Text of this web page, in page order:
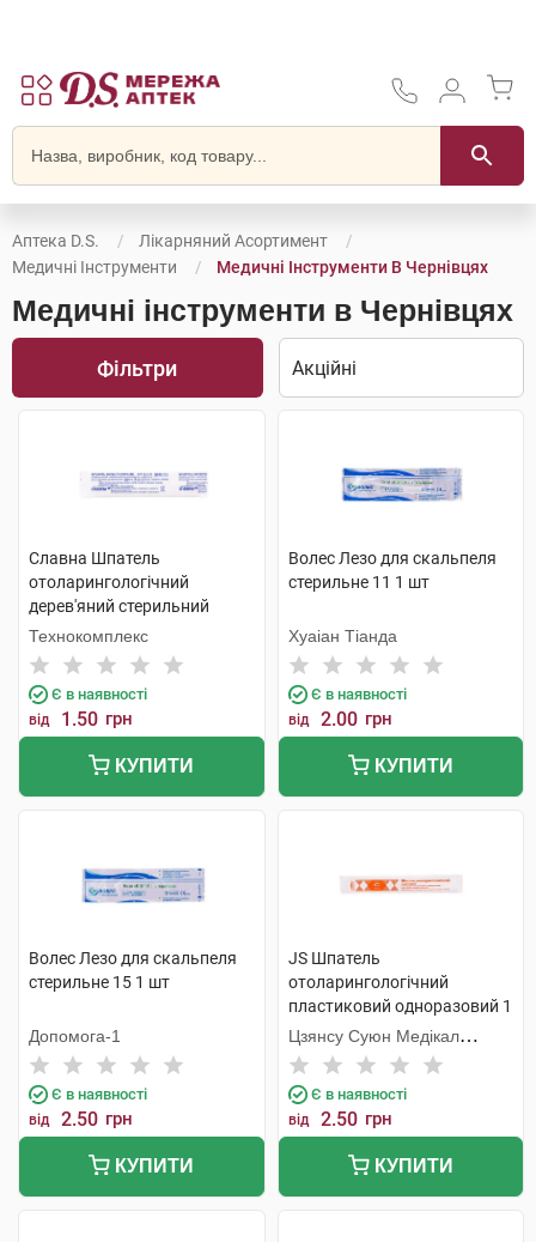
Аптека D.S.
Лікарняний Асортимент
Медичні Інструменти
Медичні Інструменти В Чернівцях
Медичні інструменти в Чернівцях
Фільтри
Славна Шпатель
отоларингологічний
дерев'яний стерильний
1240101 1 шт
Технокомплекс
Є в наявності
від 1.50 грн
КУПИТИ
Волес Лезо для скальпеля
стерильне 11 1 шт
Хуаіан Тіанда
Є в наявності
від 2.00 грн
КУПИТИ
Волес Лезо для скальпеля
стерильне 15 1 шт
Допомога-1
Є в наявності
від 2.50 грн
КУПИТИ
JS Шпатель
отоларингологічний
пластиковий одноразовий 1
шт
Цзянсу Суюн Медікал
Метіріалс
Є в наявності
від 2.50 грн
КУПИТИ